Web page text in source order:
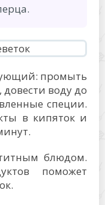
промыть
воду до
специи.
в кипяток и
блюдом.
поможет